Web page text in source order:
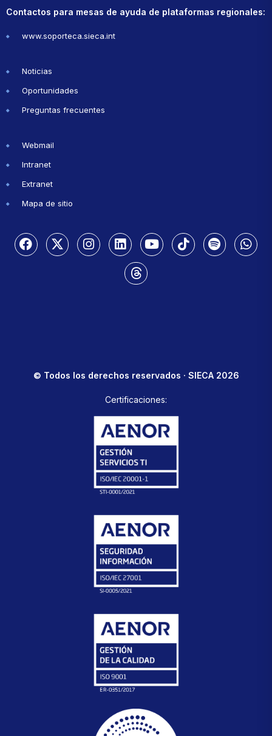
Contactos para mesas de ayuda de plataformas regionales:
www.soporteca.sieca.int
Noticias
Oportunidades
Preguntas frecuentes
Webmail
Intranet
Extranet
Mapa de sitio
© Todos los derechos reservados · SIECA 2026
Certificaciones: